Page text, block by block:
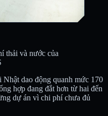
thải và nước của
dao động quanh mức 170
hợp đang đắt hơn từ hai đến
dự án vì chi phí chưa đủ